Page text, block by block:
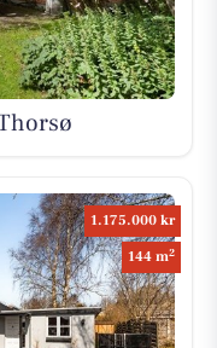
1.175.000 kr
144 m2